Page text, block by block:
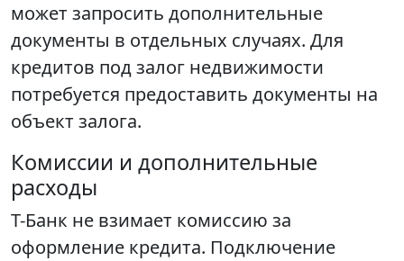
может запросить дополнительные
документы в отдельных случаях. Для
кредитов под залог недвижимости
потребуется предоставить документы на
объект залога.
Комиссии и дополнительные
расходы
Т-Банк не взимает комиссию за
оформление кредита. Подключение